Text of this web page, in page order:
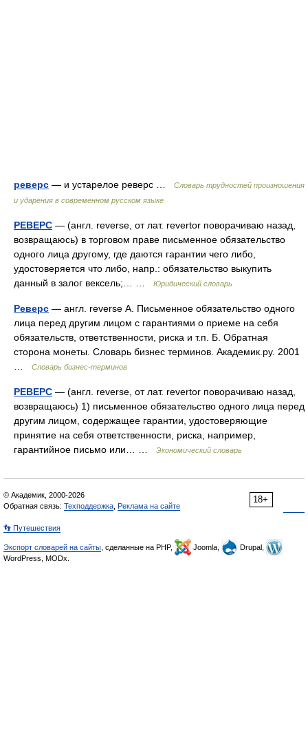
реверс — и устарелое реверс …
Словарь трудностей произношения
и ударения в современном русском языке
РЕВЕРС — (англ. reverse, от лат. revertor поворачиваю назад,
возвращаюсь) в торговом праве письменное обязательство
одного лица другому, где даются гарантии чего либо,
удостоверяется что либо, напр.: обязательство выкупить
данный в залог вексель;… …
Юридический словарь
Реверс — англ. reverse А. Письменное обязательство одного
лица перед другим лицом с гарантиями о приеме на себя
обязательств, ответственности, риска и т.п. Б. Обратная
сторона монеты. Словарь бизнес терминов. Академик.ру. 2001
Словарь бизнес-терминов
РЕВЕРС — (англ. reverse, от лат. revertor поворачиваю назад,
возвращаюсь) 1) письменное обязательство одного лица перед
другим лицом, содержащее гарантии, удостоверяющие
принятие на себя ответственности, риска, например,
гарантийное письмо или… …
Экономический словарь
18+
© Академик, 2000-2026
Обратная связь: Техподдержка Реклама на сайте
👣 Путешествия
Экспорт словарей на сайты , сделанные на PHP, Joomla,
Drupal,
WordPress, MODx.